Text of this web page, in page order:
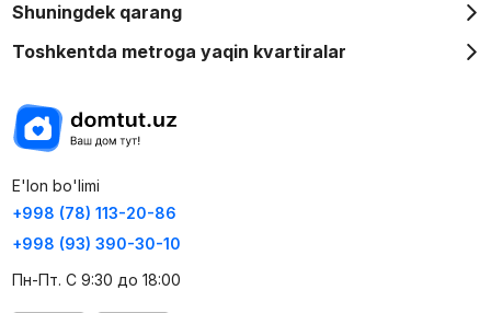
Shuningdek qarang
Toshkentda metroga yaqin kvartiralar
E'lon bo'limi
+998 (78) 113-20-86
+998 (93) 390-30-10
Пн-Пт. С 9:30 до 18:00